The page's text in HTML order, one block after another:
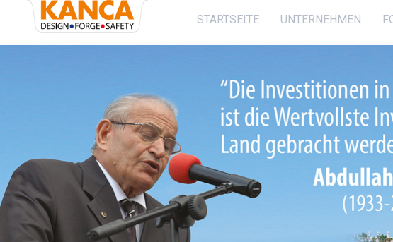
STARTSEITE
UNTERNEHMEN
FORDERUNG
Produktıon
NACHHALTIGKEIT